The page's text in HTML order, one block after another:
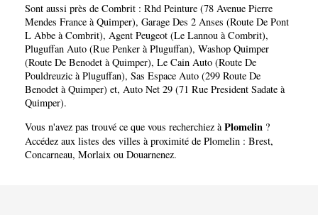
Sont aussi près de Combrit : Rhd Peinture (78 Avenue Pierre
Mendes France à Quimper), Garage Des 2 Anses (Route De Pont
L Abbe à Combrit), Agent Peugeot (Le Lannou à Combrit),
Pluguffan Auto (Rue Penker à Pluguffan), Washop Quimper
(Route De Benodet à Quimper), Le Cain Auto (Route De
Pouldreuzic à Pluguffan), Sas Espace Auto (299 Route De
Benodet à Quimper) et, Auto Net 29 (71 Rue President Sadate à
Quimper).
Vous n'avez pas trouvé ce que vous recherchiez àPlomelin ?
Accédez aux listes des villes à proximité de Plomelin : Brest,
Concarneau, Morlaix ou Douarnenez.